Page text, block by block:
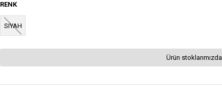
RENK
SIYAH
Ürün